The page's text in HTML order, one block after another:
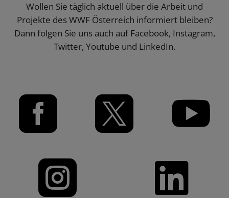
Wollen Sie täglich aktuell über die Arbeit und
Projekte des WWF Österreich informiert bleiben?
Dann folgen Sie uns auch auf Facebook, Instagram,
Twitter, Youtube und LinkedIn.
 


